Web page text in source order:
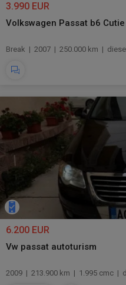
3.990 EUR
Volkswagen Passat b6 Cutie
Break | 2007 | 250.000 km | diesel
6.200 EUR
Vw passat autoturism
2009 | 213.900 km | 1.995 cmc |